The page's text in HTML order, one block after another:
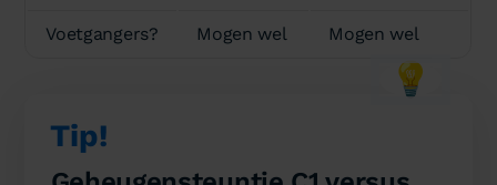
Voetgangers? Mogen wel Mogen wel
Tip!
💡